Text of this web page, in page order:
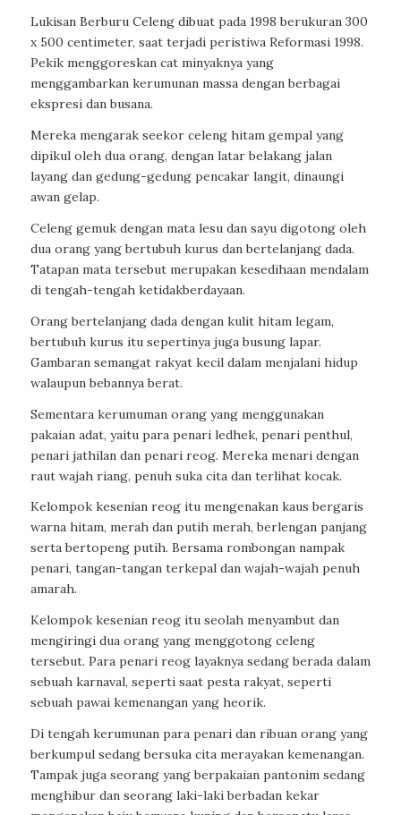
Lukisan Berburu Celeng dibuat pada 1998 berukuran 300
x 500 centimeter, saat terjadi peristiwa Reformasi 1998.
Pekik menggoreskan cat minyaknya yang
menggambarkan kerumunan massa dengan berbagai
ekspresi dan busana.
Mereka mengarak seekor celeng hitam gempal yang
dipikul oleh dua orang, dengan latar belakang jalan
layang dan gedung-gedung pencakar langit, dinaungi
awan gelap.
Celeng gemuk dengan mata lesu dan sayu digotong oleh
dua orang yang bertubuh kurus dan bertelanjang dada.
Tatapan mata tersebut merupakan kesedihaan mendalam
di tengah-tengah ketidakberdayaan.
Orang bertelanjang dada dengan kulit hitam legam,
bertubuh kurus itu sepertinya juga busung lapar.
Gambaran semangat rakyat kecil dalam menjalani hidup
walaupun bebannya berat.
Sementara kerumuman orang yang menggunakan
pakaian adat, yaitu para penari ledhek, penari penthul,
penari jathilan dan penari reog. Mereka menari dengan
raut wajah riang, penuh suka cita dan terlihat kocak.
Kelompok kesenian reog itu mengenakan kaus bergaris
warna hitam, merah dan putih merah, berlengan panjang
serta bertopeng putih. Bersama rombongan nampak
penari, tangan-tangan terkepal dan wajah-wajah penuh
amarah.
Kelompok kesenian reog itu seolah menyambut dan
mengiringi dua orang yang menggotong celeng
tersebut. Para penari reog layaknya sedang berada dalam
sebuah karnaval, seperti saat pesta rakyat, seperti
sebuah pawai kemenangan yang heorik.
Di tengah kerumunan para penari dan ribuan orang yang
berkumpul sedang bersuka cita merayakan kemenangan.
Tampak juga seorang yang berpakaian pantonim sedang
menghibur dan seorang laki-laki berbadan kekar